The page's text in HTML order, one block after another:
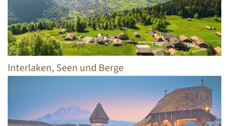
Interlaken, Seen und Berge